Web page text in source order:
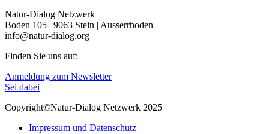
Natur-Dialog Netzwerk
Boden 105 | 9063 Stein | Ausserrhoden
info@natur-dialog.org
Finden Sie uns auf:
Linkedin
page
in
window
E-
Mail
opens
new
Anmeldung zum Newsletter
Sei dabei
Copyright©Natur-Dialog Netzwerk 2025
Impressum und Datenschutz